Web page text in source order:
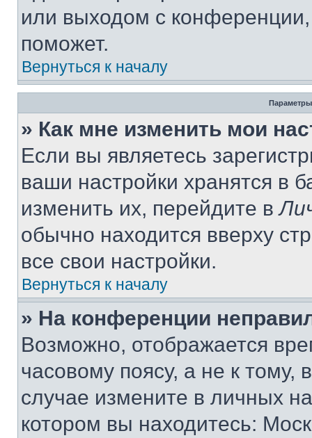
или выходом с
поможет.
Вернуться к началу
Параметры
» Как мне изменить мои
Если вы являетесь
ваши настройки хранятся в
изменить их, перейдите в
обычно находится вверху
все свои настройки.
Вернуться к началу
» На конференции
Возможно, отображается
часовому поясу, а не к тому,
случае измените в личных
котором вы находитесь: